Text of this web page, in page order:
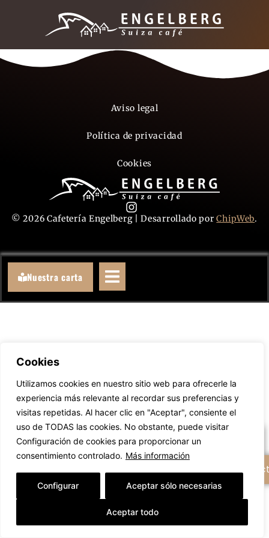
Cookies
Utilizamos cookies en nuestro sitio web para ofrecerle la
experiencia más relevante al recordar sus preferencias y
visitas repetidas. Al hacer clic en "Aceptar", consiente el
uso de TODAS las cookies. No obstante, puede visitar
Configuración de cookies para proporcionar un
consentimiento controlado. Más información
Configurar Aceptar sólo necesarias
Aceptar todo
© 2026 Cafetería Engelberg | Desarrollado porChipWeb.
Aviso legal
Política de privacidad
Cookies
Nuestra carta
Llámanos
WhatsAppeanos
Escríbenos un email
+ Opciones de